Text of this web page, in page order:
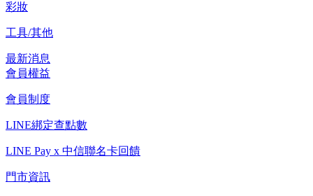
彩妝
工具/其他
最新消息
會員權益
會員制度
LINE綁定查點數
LINE Pay x 中信聯名卡回饋
門市資訊